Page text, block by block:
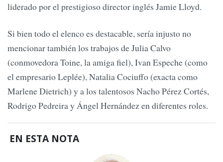
liderado por el prestigioso director inglés Jamie Lloyd.
Si bien todo el elenco es destacable, sería injusto no
mencionar también los trabajos de Julia Calvo
(conmovedora Toine, la amiga fiel), Ivan Espeche (como
el empresario Leplée), Natalia Cociuffo (exacta como
Marlene Dietrich) y a los talentosos Nacho Pérez Cortés,
Rodrigo Pedreira y Ángel Hernández en diferentes roles.
EN ESTA NOTA